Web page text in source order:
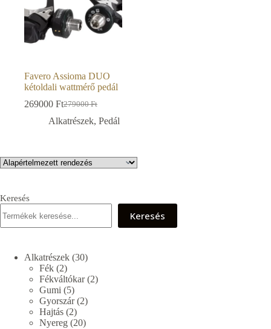
Favero Assioma DUO
kétoldali wattmérő pedál
279000Ft
Original
price
269000 FtCurrent
price
Alkatrészek, Pedál
Keresés
Keresés
Alkatrészek 3030
Fék 22
termék
Fékváltókar 22
Gumi 55
termék
Gyorszár 22
Hajtás 22
termék
Nyereg 2020